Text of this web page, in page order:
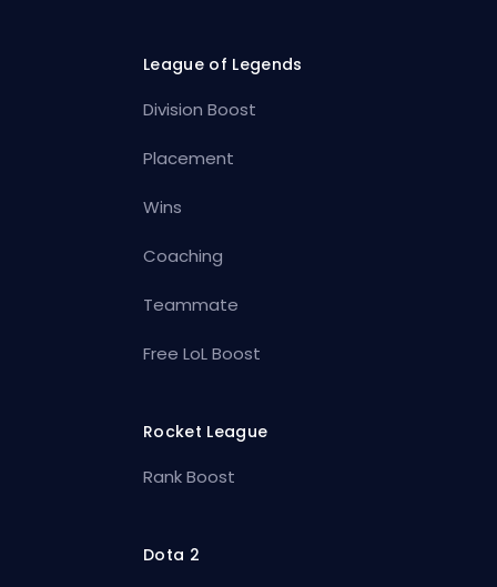
League of Legends
Division Boost
Placement
Wins
Coaching
Teammate
Free LoL Boost
Rocket League
Rank Boost
Dota 2